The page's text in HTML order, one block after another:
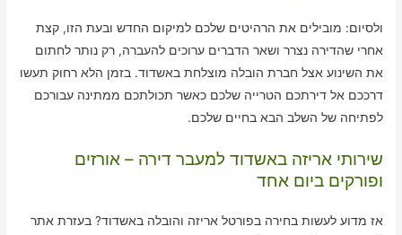
ולסיום: מובילים את הרהיטים שלכם למיקום החדש ובעת הזו, קצת
אחרי שהדירה נצרר ושאר הדברים ערוכים להעברה, רק נותר לחתום
את השינוע אצל חברת הובלה מוצלחת באשדוד. בזמן הלא רחוק תעשו
דרככם אל דירתכם הטרייה שלכם כאשר תכולתכם ממתינה עבורכם
לפתיחה של השלב הבא בחיים שלכם.
שירותי אריזה באשדוד למעבר דירה – אורזים
ופורקים ביום אחד
אז מדוע לעשות בחירה בפורטל אריזה והובלה באשדוד? בעזרת אתר